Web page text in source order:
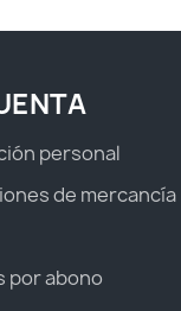
personal
de mercancía
por abono